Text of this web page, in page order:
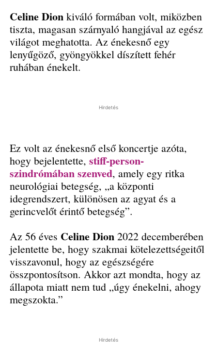
Celine Dion kiváló formában volt, miközben
tiszta, magasan szárnyaló hangjával az egész
világot meghatotta. Az énekesnő egy
lenyűgöző, gyöngyökkel díszített fehér
ruhában énekelt.
Hirdetés
Ez volt az énekesnő első koncertje azóta,
hogy bejelentette, stiff-person-
szindrómában szenved, amely egy ritka
neurológiai betegség, „a központi
idegrendszert, különösen az agyat és a
gerincvelőt érintő betegség”.
Az 56 éves Celine Dion 2022 decemberében
jelentette be, hogy szakmai kötelezettségeitől
visszavonul, hogy az egészségére
összpontosítson. Akkor azt mondta, hogy az
állapota miatt nem tud „úgy énekelni, ahogy
megszokta.”
Hirdetés